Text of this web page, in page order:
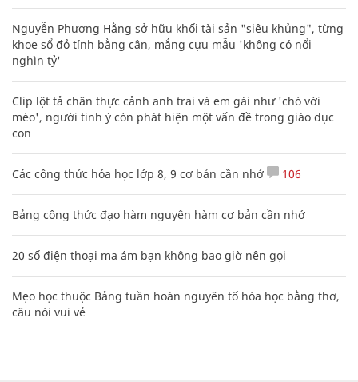
Nguyễn Phương Hằng sở hữu khối tài sản "siêu khủng", từng
khoe sổ đỏ tính bằng cân, mắng cựu mẫu 'không có nổi
nghìn tỷ'
Clip lột tả chân thực cảnh anh trai và em gái như 'chó với
mèo', người tinh ý còn phát hiện một vấn đề trong giáo dục
con
Các công thức hóa học lớp 8, 9 cơ bản cần nhớ 106
Bảng công thức đạo hàm nguyên hàm cơ bản cần nhớ
20 số điện thoại ma ám bạn không bao giờ nên gọi
Mẹo học thuộc Bảng tuần hoàn nguyên tố hóa học bằng thơ,
câu nói vui vẻ